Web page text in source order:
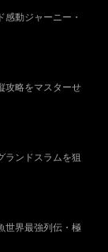
感動ジャーニー・
攻略をマスターせ
ランドスラムを狙
世界最強列伝・極